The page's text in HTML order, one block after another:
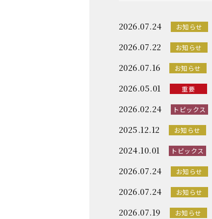
2026.07.24 お知らせ
2026.07.22 お知らせ
2026.07.16 お知らせ
2026.05.01 重要
2026.02.24 トピックス
2025.12.12 お知らせ
2024.10.01 トピックス
2026.07.24 お知らせ
2026.07.24 お知らせ
2026.07.19 お知らせ